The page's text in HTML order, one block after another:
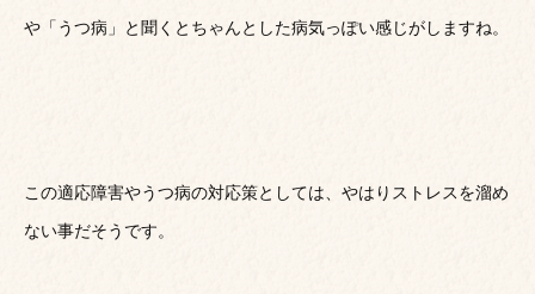
や「うつ病」と聞くとちゃんとした病気っぽい感じがしますね。
この適応障害やうつ病の対応策としては、やはりストレスを溜め
ない事だそうです。